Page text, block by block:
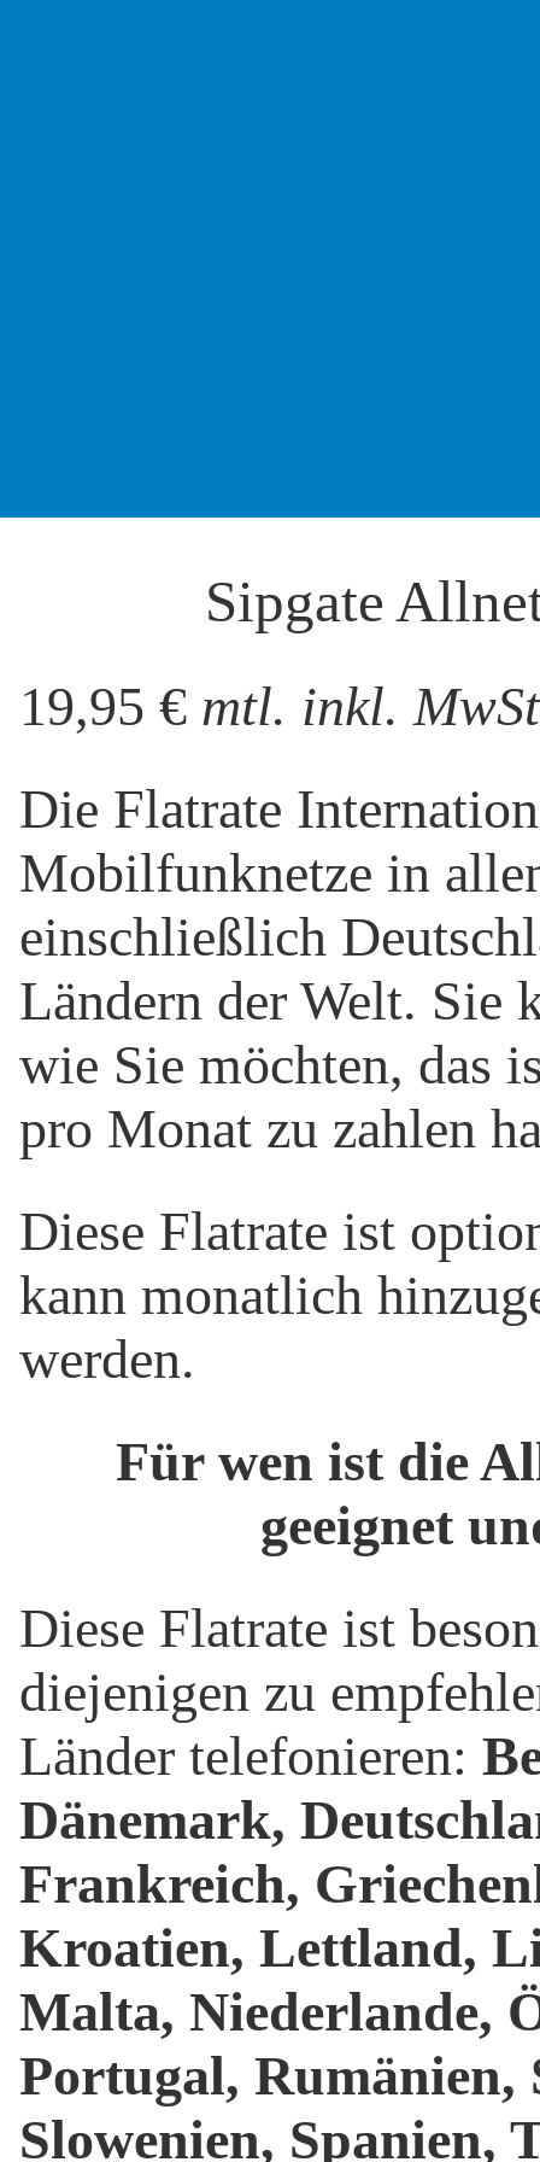
Sipgate
19,95 € mtl. inkl.
Die Flatrate
Mobilfunknetze in
einschließlich
Ländern der Welt. Sie
wie Sie möchten, das
pro Monat zu zahlen
Diese Flatrate ist
kann monatlich
werden.
Für wen ist die
geeignet
Diese Flatrate ist
diejenigen zu
Länder telefonieren:
Dänemark,
Frankreich,
Kroatien, Lettland,
Malta, Niederlande,
Portugal, Rumänien,
Slowenien, Spanien,